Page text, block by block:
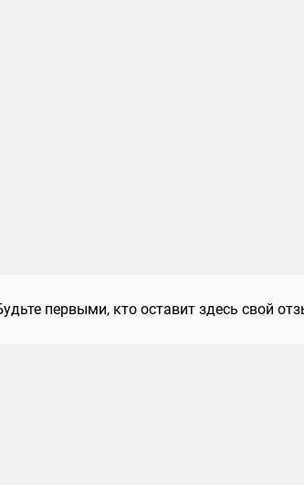
первыми, кто оставит здесь свой